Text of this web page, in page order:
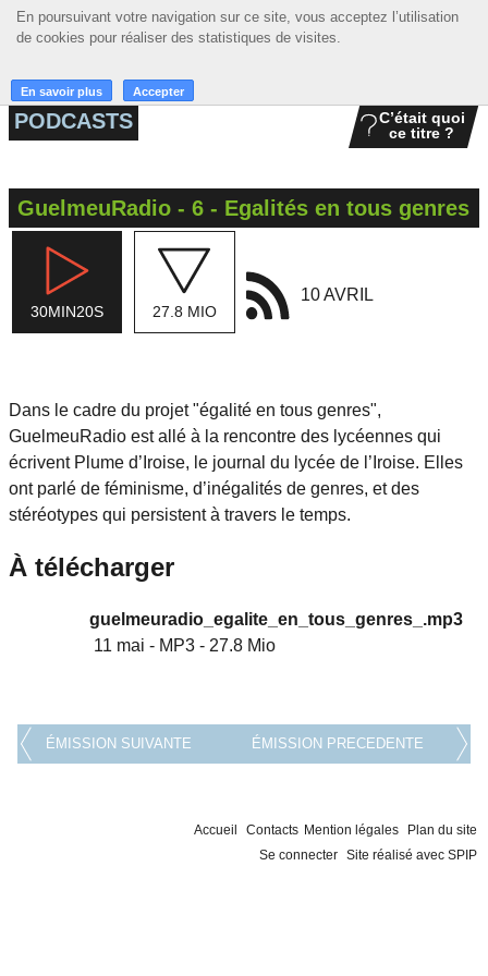
En poursuivant votre navigation sur ce site, vous acceptez l’utilisation
de cookies pour réaliser des statistiques de visites.
En savoir plus Accepter
En poursuivant votre navigation sur ce site, vous acceptez l’utilisation
de cookies pour réaliser des statistiques de visites.
En savoir plus Accepter
☰ MENU
ACCUEIL
MUSIQUE
ACTIONS
PODCASTS
C’était quoi
ce titre ?
GuelmeuRadio - 6 - Egalités en tous genres
30MIN20S 27.8 MIO
10 AVRIL
Dans le cadre du projet "égalité en tous genres",
GuelmeuRadio est allé à la rencontre des lycéennes qui
écrivent Plume d’Iroise, le journal du lycée de l’Iroise. Elles
ont parlé de féminisme, d’inégalités de genres, et des
stéréotypes qui persistent à travers le temps.
À télécharger
guelmeuradio_egalite_en_tous_genres_.mp3
11 mai - MP3 - 27.8 Mio
ÉMISSION SUIVANTE ÉMISSION PRECEDENTE
Accueil Contacts Mention légales
Plan du site
Se connecter Site réalisé avec SPIP